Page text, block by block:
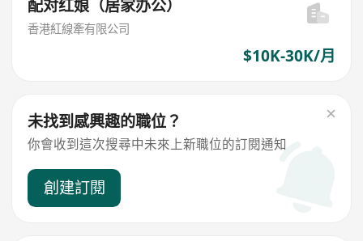
配对红娘（居家办公）
香港紅線牽有限公司
$10K-30K/月
未找到感興趣的職位？
你會收到這次搜尋中未來上新職位的訂閱通知
創建訂閱